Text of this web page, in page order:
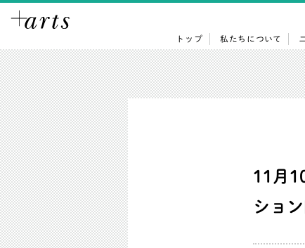
トップ 私たちについて
11月
ショ